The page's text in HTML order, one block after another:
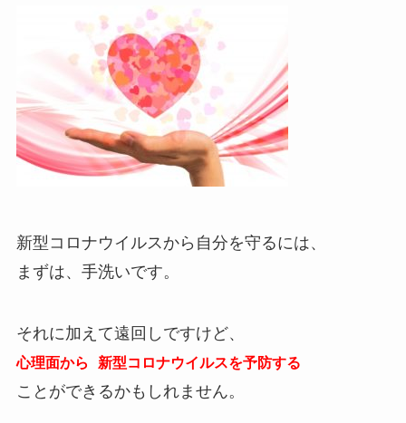
新型コロナウイルスから自分を守るには、
まずは、手洗いです。
それに加えて遠回しですけど、
心理面から 新型コロナウイルスを予防する
ことができるかもしれません。